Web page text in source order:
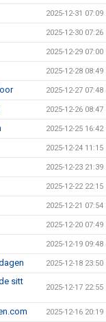
2025-12-31 07:09
2025-12-30 07:26
2025-12-29 07:00
2025-12-28 08:49
2025-12-27 07:48
2025-12-26 08:47
2025-12-25 16:42
2025-12-24 11:15
2025-12-23 21:39
2025-12-22 22:15
2025-12-21 07:54
2025-12-20 07:49
2025-12-19 09:48
2025-12-18 23:50
sitt
2025-12-17 22:55
2025-12-16 20:19